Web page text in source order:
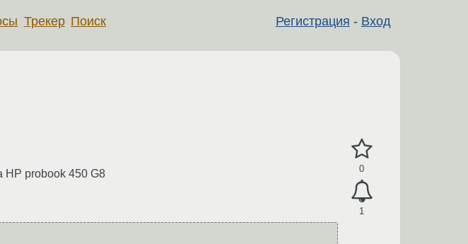
Регистрация - Вход
Трекер Поиск
0
1
HP probook 450 G8